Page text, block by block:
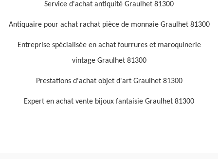
Service d'achat antiquité Graulhet 81300
Antiquaire pour achat rachat pièce de monnaie Graulhet 81300
Entreprise spécialisée en achat fourrures et maroquinerie
vintage Graulhet 81300
Prestations d'achat objet d'art Graulhet 81300
Expert en achat vente bijoux fantaisie Graulhet 81300